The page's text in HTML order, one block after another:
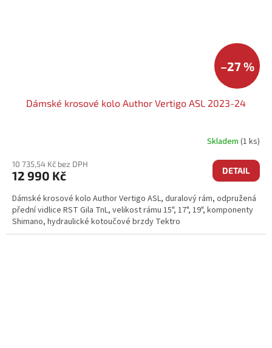
–27 %
Dámské krosové kolo Author Vertigo ASL 2023-24
Skladem (1 ks)
10 735,54 Kč bez DPH
12 990 Kč DETAIL
Dámské krosové kolo Author Vertigo ASL, duralový rám, odpružená
přední vidlice RST Gila TnL, velikost rámu 15", 17", 19", komponenty
Shimano, hydraulické kotoučové brzdy Tektro